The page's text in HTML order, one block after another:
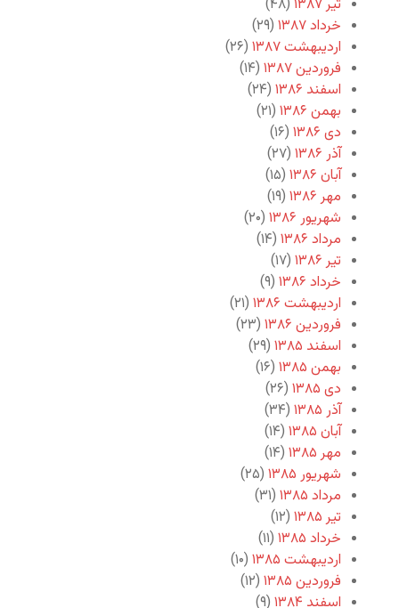
تیر ۱۳۸۷
(۴۸)
خرداد ۱۳۸۷
(۲۹)
اردیبهشت ۱۳۸۷
(۲۶)
فروردین ۱۳۸۷
(۱۴)
اسفند ۱۳۸۶
(۲۴)
بهمن ۱۳۸۶
(۲۱)
دی ۱۳۸۶
(۱۶)
آذر ۱۳۸۶
(۲۷)
آبان ۱۳۸۶
(۱۵)
مهر ۱۳۸۶
(۱۹)
شهریور ۱۳۸۶
(۲۰)
مرداد ۱۳۸۶
(۱۴)
تیر ۱۳۸۶
(۱۷)
خرداد ۱۳۸۶
(۹)
اردیبهشت ۱۳۸۶
(۲۱)
فروردین ۱۳۸۶
(۲۳)
اسفند ۱۳۸۵
(۲۹)
بهمن ۱۳۸۵
(۱۶)
دی ۱۳۸۵
(۲۶)
آذر ۱۳۸۵
(۳۴)
آبان ۱۳۸۵
(۱۴)
مهر ۱۳۸۵
(۱۴)
شهریور ۱۳۸۵
(۲۵)
مرداد ۱۳۸۵
(۳۱)
تیر ۱۳۸۵
(۱۲)
خرداد ۱۳۸۵
(۱۱)
اردیبهشت ۱۳۸۵
(۱۰)
فروردین ۱۳۸۵
(۱۲)
اسفند ۱۳۸۴
(۹)